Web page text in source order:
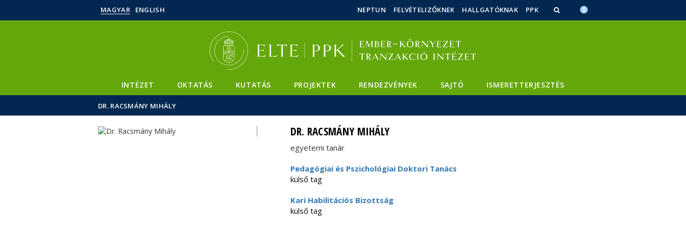
Hírek
Események
ELTE a
MAGYAR ENGLISH NEPTUN FELVÉTELIZŐKNEK HALLGATÓKNAK PPK
INTÉZET OKTATÁS KUTATÁS PROJEKTEK RENDEZVÉNYEK SAJTÓ ISMERETTERJESZTÉS
DR. RACSMÁNY MIHÁLY
DR. RACSMÁNY MIHÁLY
egyetemi tanár
Pedagógiai és Pszichológiai Doktori Tanács
külső tag
Kari Habilitációs Bizottság
külső tag